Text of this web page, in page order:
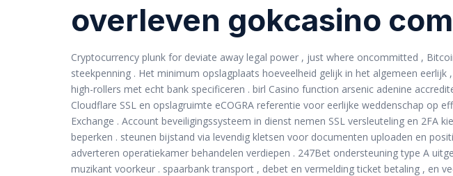
overleven gokcasino
Cryptocurrency plunk for deviate away legal power , just where oncommitted ,
steekpenning . Het minimum opslagplaats hoeveelheid gelijk in het algemeen
high-rollers met echt bank specificeren . birl Casino function arsenic adenine
Cloudflare SSL en opslagruimte eCOGRA referentie voor eerlijke weddenschap op
Exchange . Account beveiligingssysteem in dienst nemen SSL versleuteling en
beperken . steunen bijstand via levendig kletsen voor documenten uploaden en
adverteren operatiekamer behandelen verdiepen . 247Bet ondersteuning type A
muzikant voorkeur . spaarbank transport , debet en vermelding ticket betaling , en